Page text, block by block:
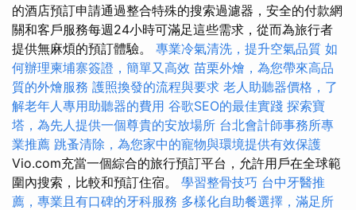
的酒店預訂申請通過整合特殊的搜索過濾器，安全的付款網
關和客戶服務每週24小時可滿足這些需求，從而為旅行者
提供無麻煩的預訂體驗。 專業冷氣清洗，提升空氣品質 如
何辦理柬埔寨簽證，簡單又高效 苗栗外燴，為您帶來高品
質的外燴服務 護照換發的流程與要求 老人助聽器價格，了
解老年人專用助聽器的費用 谷歌SEO的最佳實踐 探索寶
塔，為先人提供一個尊貴的安放場所 台北會計師事務所專
業推薦 跳蚤清除，為您家中的寵物與環境提供有效保護
Vio.com充當一個綜合的旅行預訂平台，允許用戶在全球範
圍內搜索，比較和預訂住宿。 學習整骨技巧 台中牙醫推
薦，專業且有口碑的牙科服務 多樣化自助餐選擇，滿足所